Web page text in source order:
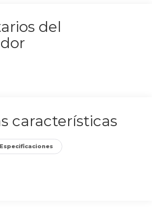
del
características
Especificaciones